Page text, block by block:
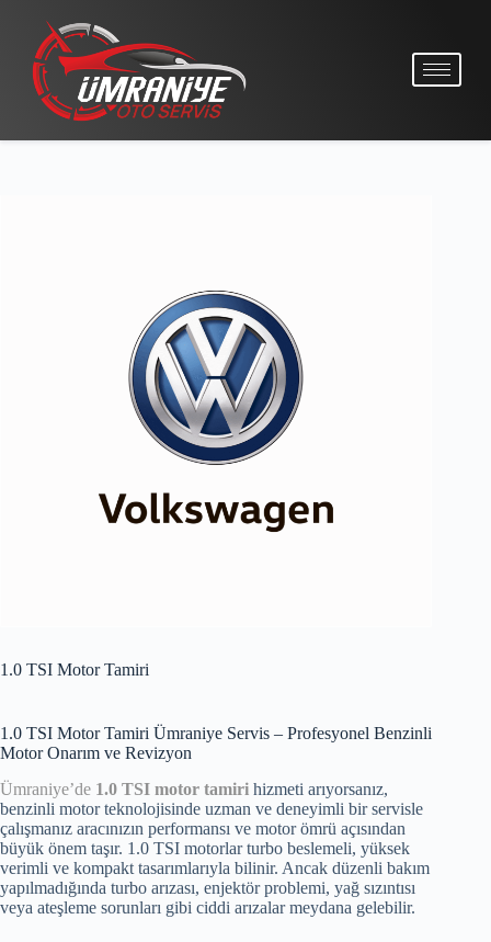
1.0 TSI Motor Tamiri
1.0 TSI Motor Tamiri Ümraniye Servis – Profesyonel Benzinli
Motor Onarım ve Revizyon
Ümraniye’de 1.0 TSI motor tamiri hizmeti arıyorsanız,
benzinli motor teknolojisinde uzman ve deneyimli bir servisle
çalışmanız aracınızın performansı ve motor ömrü açısından
büyük önem taşır. 1.0 TSI motorlar turbo beslemeli, yüksek
verimli ve kompakt tasarımlarıyla bilinir. Ancak düzenli bakım
yapılmadığında turbo arızası, enjektör problemi, yağ sızıntısı
veya ateşleme sorunları gibi ciddi arızalar meydana gelebilir.